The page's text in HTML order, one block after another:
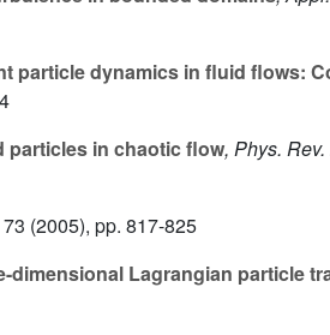
particle dynamics in fluid flows:
particles in chaotic flow, Phys. Rev.
(2005), pp. 817-825
dimensional Lagrangian particle